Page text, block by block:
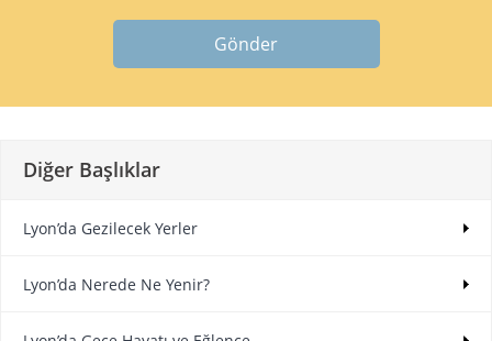
Gönder
Diğer Başlıklar
Lyon’da Gezilecek Yerler
Lyon’da Nerede Ne Yenir?